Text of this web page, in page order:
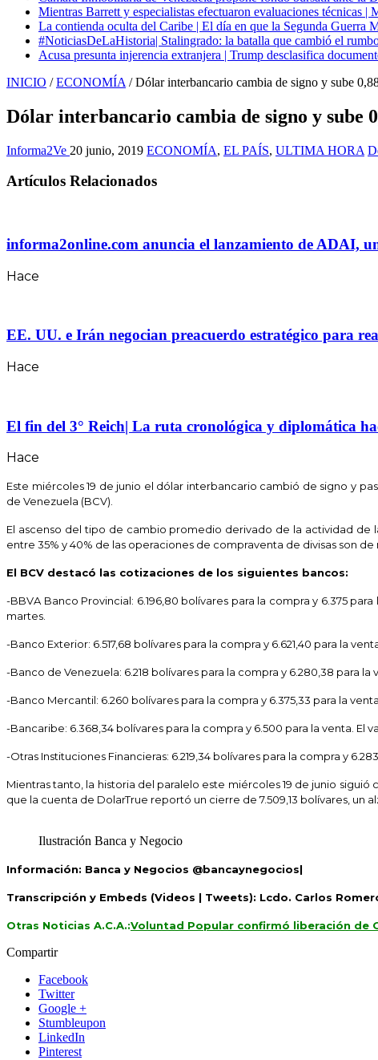
Mientras Barrett y especialistas efectuaron evaluaciones técnicas
La contienda oculta del Caribe | El día en que la Segunda Guerra
#NoticiasDeLaHistoria| Stalingrado: la batalla que cambió el
Acusa presunta injerencia extranjera | Trump desclasifica
INICIO / ECONOMÍA / Dólar interbancario cambia de signo y sube
Dólar interbancario cambia de signo y sube
Informa2Ve 20 junio, 2019 ECONOMÍA, EL PAÍS, ULTIMA HORA
Artículos Relacionados
informa2online.com anuncia el lanzamiento de ADAI,
Hace
EE. UU. e Irán negocian preacuerdo estratégico para
Hace
El fin del 3° Reich| La ruta cronológica y diplomática
Hace
Este miércoles 19 de junio el dólar interbancario cambió de signo y
de Venezuela (BCV).
El ascenso del tipo de cambio promedio derivado de la actividad de
entre 35% y 40% de las operaciones de compraventa de divisas son
El BCV destacó las cotizaciones de los siguientes bancos:
-BBVA Banco Provincial: 6.196,80 bolívares para la compra y 6.375
martes.
-Banco Exterior: 6.517,68 bolívares para la compra y 6.621,40 para la
-Banco de Venezuela: 6.218 bolívares para la compra y 6.280,38 para
-Banco Mercantil: 6.260 bolívares para la compra y 6.375,33 para la
-Bancaribe: 6.368,34 bolívares para la compra y 6.500 para la venta.
-Otras Instituciones Financieras: 6.219,34 bolívares para la compra y
Mientras tanto, la historia del paralelo este miércoles 19 de junio
que la cuenta de DolarTrue reportó un cierre de 7.509,13 bolívares,
Ilustración Banca y Negocio
Información: Banca y Negocios @bancaynegocios|
Transcripción y Embeds (Videos | Tweets): Lcdo. Carlos
Otras Noticias A.C.A.:Voluntad Popular confirmó liberación de
Compartir
Facebook
Twitter
Google +
Stumbleupon
LinkedIn
Pinterest